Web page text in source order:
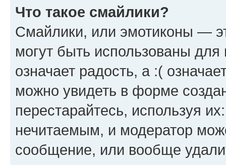
Что такое смайлики?
Смайлики, или эмотиконы —
могут быть использованы
означает радость, а :(
можно увидеть в форме
перестарайтесь, используя
нечитаемым, и модератор
сообщение, или вообще